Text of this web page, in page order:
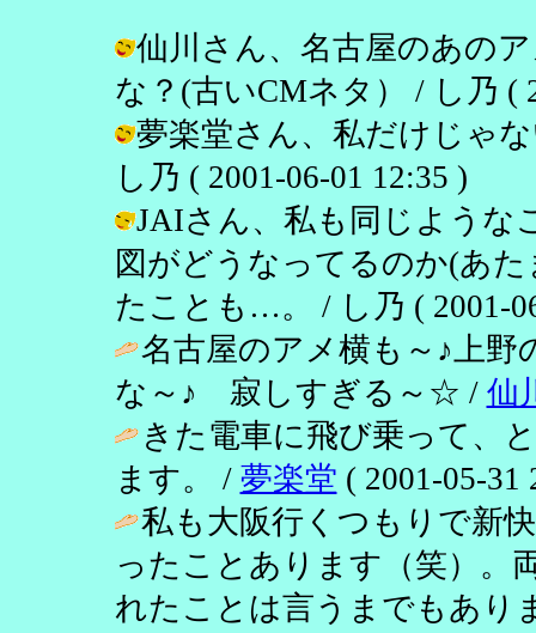
仙川さん、名古屋のあの
な？(古いCMネタ） / し乃 (
夢楽堂さん、私だけじゃ
し乃 ( 2001-06-01 12:35 )
JAIさん、私も同じような
図がどうなってるのか(あ
たことも…。 / し乃 ( 2001-
名古屋のアメ横も～♪上
な～♪ 寂しすぎる～☆ / 仙
きた電車に飛び乗って、
ます。 / 夢楽堂 ( 2001-05-31
私も大阪行くつもりで新
ったことあります（笑）。
れたことは言うまでもあり